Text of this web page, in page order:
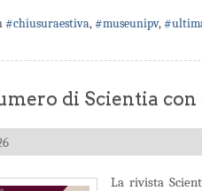
#chiusuraestiva,#museunipv,
di Scientia
La rivista